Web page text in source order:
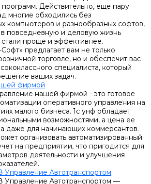
Действительно, еще пару
многие обходились без
компьютеров и разнообразных софтов,
повседневную и деловую жизнь
проще и эффективнее.
предлагает вам не только
торговле, но и обеспечит вас
специалиста, который
ваших задач.
фирмой
нашей фирмой - это готовое
оперативного управления на
малого бизнеса. 1с унф обладает
возможностями, а цена ее
даже для начинающих коммерсантов.
организовать автоматизированный
на предприятии, что пригодится для
деятельности и улучшения
Управление Автотранспортом
Управление Автотранспортом —